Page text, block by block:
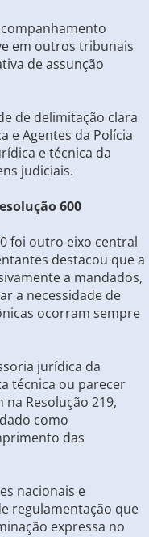
em outros tribunais
de assunção
de delimitação clara
e Agentes da Polícia
e técnica da
judiciais.
600
foi outro eixo central
destacou que a
a mandados,
a necessidade de
ocorram sempre
jurídica da
técnica ou parecer
Resolução 219,
como
das
nacionais e
regulamentação que
expressa no